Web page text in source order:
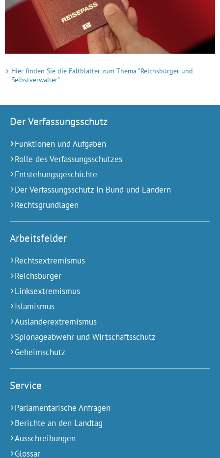
Hier finden Sie die Faltblätter zum Thema "Reichsbürger und
Selbstverwalter"
Der Verfassungsschutz
Funktionen und Aufgaben
Rolle des Verfassungsschutzes
Entstehungsgeschichte
Der Verfassungsschutz in Bund und Ländern
Rechtsgrundlagen
Arbeitsfelder
Rechtsextremismus
Reichsbürger
Linksextremismus
Islamismus
Ausländerextremismus
Spionageabwehr und Wirtschaftsschutz
Geheimschutz
Service
Parlamentarische Anfragen
Berichte an den Landtag
Ausschreibungen
Glossar